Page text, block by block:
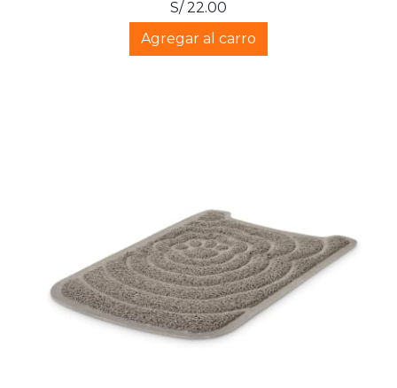
S/ 22.00
Agregar al carro